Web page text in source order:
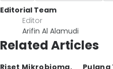
Editorial Team
Editor
Arifin Al Alamudi
Related Articles
Riset Mikrobioma,